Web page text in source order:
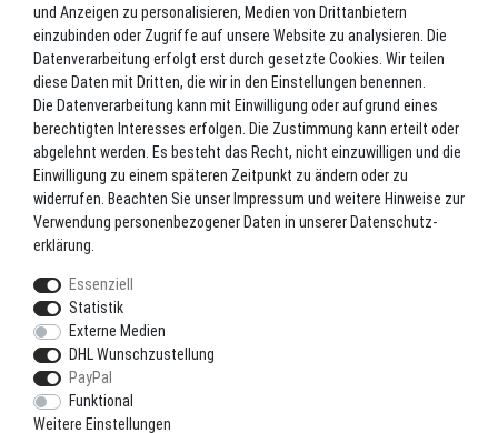
Versand
Blog
TOP-KATEGORIEN
Angel-Rollen
Angel-Zubehör
Bekleidung
Camping
Markenshop
Ruten
Ruten + Rolle + Schnur
Zielfischprogramme
und Anzeigen zu personalisieren, Medien von Drittanbietern
einzubinden oder Zugriffe auf unsere Website zu analysieren. Die
Datenverarbeitung erfolgt erst durch gesetzte Cookies. Wir teilen
diese Daten mit Dritten, die wir in den Einstellungen benennen.
Die Datenverarbeitung kann mit Einwilligung oder aufgrund eines
berechtigten Interesses erfolgen. Die Zustimmung kann erteilt oder
abgelehnt werden. Es besteht das Recht, nicht einzuwilligen und die
Einwilligung zu einem späteren Zeitpunkt zu ändern oder zu
widerrufen. Beachten Sie unser Impressum und weitere Hinweise zur
Verwendung personenbezogener Daten in unserer Daten­schutz­
erklärung
Essenziell
Statistik
Externe Medien
DHL Wunschzustellung
PayPal
Funktional
Weitere Einstellungen